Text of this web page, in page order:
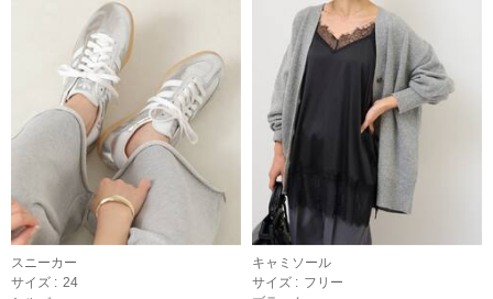
スニーカー
サイズ : 24
キャミソール
サイズ : フリー